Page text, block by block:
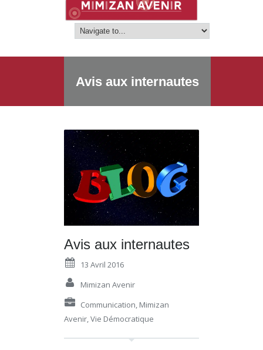
Avis aux internautes
Avis aux internautes
13 Avril 2016
Mimizan Avenir
Communication, Mimizan
Avenir,Vie Démocratique